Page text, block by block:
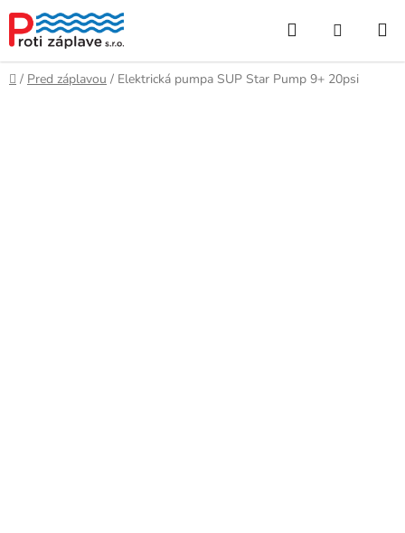
obsah
Hľadať
KOŠÍK
Domov
/ Pred záplavou / Elektrická pumpa SUP Star Pump 9+ 20psi